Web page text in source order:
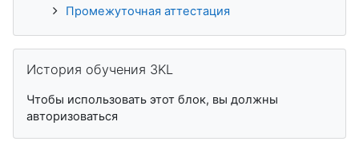
Промежуточная аттестация
История обучения 3KL
Чтобы использовать этот блок, вы должны
авторизоваться